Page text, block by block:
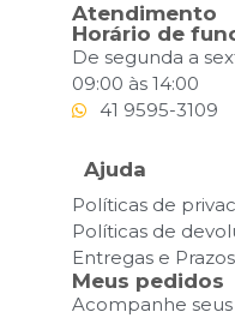
Atendimento
Horário de
De segunda a
09:00 às 14:00
41 9595-3109
Ajuda
Políticas de
Políticas de
Entregas e Prazos
Meus pedidos
Acompanhe